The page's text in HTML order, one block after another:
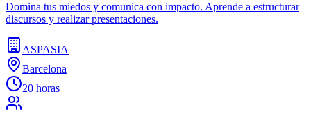
Domina tus miedos y comunica con impacto. Aprende a estructurar
discursos y realizar presentaciones.
ASPASIA
Barcelona
20 horas